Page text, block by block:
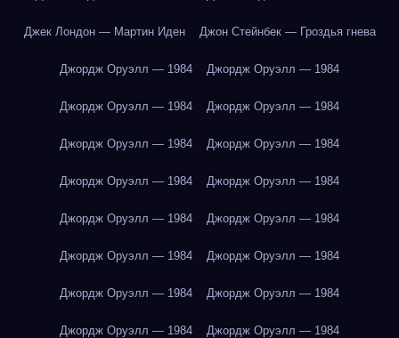
Джек Лондон — Мартин Иден Джон Стейнбек — Гроздья гнева
Джордж Оруэлл — 1984 Джордж Оруэлл — 1984
Джордж Оруэлл — 1984 Джордж Оруэлл — 1984
Джордж Оруэлл — 1984 Джордж Оруэлл — 1984
Джордж Оруэлл — 1984 Джордж Оруэлл — 1984
Джордж Оруэлл — 1984 Джордж Оруэлл — 1984
Джордж Оруэлл — 1984 Джордж Оруэлл — 1984
Джордж Оруэлл — 1984 Джордж Оруэлл — 1984
Джордж Оруэлл — 1984 Джордж Оруэлл — 1984